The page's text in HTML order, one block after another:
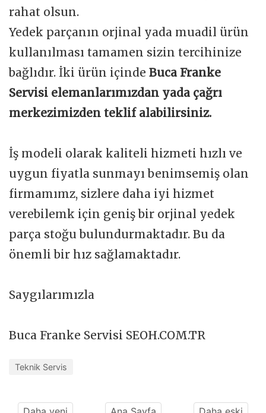
rahat olsun.
Yedek parçanın orjinal yada muadil ürün
kullanılması tamamen sizin tercihinize
bağlıdır. İki ürün içinde Buca Franke
Servisi elemanlarımızdan yada çağrı
merkezimizden teklif alabilirsiniz.
İş modeli olarak kaliteli hizmeti hızlı ve
uygun fiyatla sunmayı benimsemiş olan
firmamımz, sizlere daha iyi hizmet
verebilemk için geniş bir orjinal yedek
parça stoğu bulundurmaktadır. Bu da
önemli bir hız sağlamaktadır.
Saygılarımızla
Buca Franke Servisi SEOH.COM.TR
Teknik Servis